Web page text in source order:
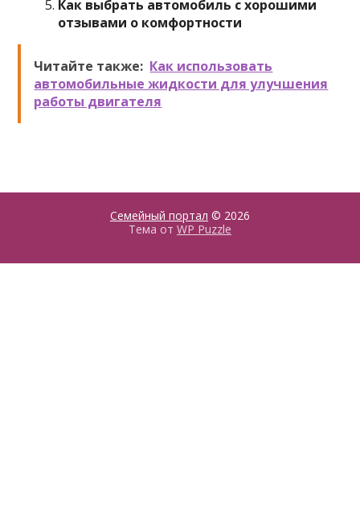
Как выбрать автомобиль с хорошими
отзывами о комфортности
Читайте также: Как использовать
автомобильные жидкости для улучшения
работы двигателя
Семейный портал © 2026
Тема от WP Puzzle